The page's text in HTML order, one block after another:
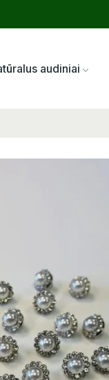
audiniai